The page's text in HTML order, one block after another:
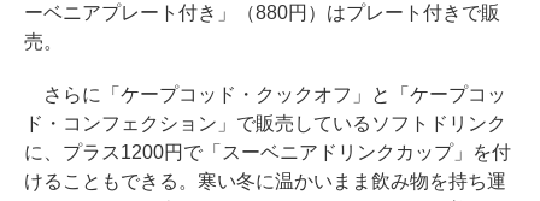
ーベニアプレート付き」（880円）はプレート付きで販
売。
さらに「ケープコッド・クックオフ」と「ケープコッ
ド・コンフェクション」で販売しているソフトドリンク
に、プラス1200円で「スーベニアドリンクカップ」を付
けることもできる。寒い冬に温かいまま飲み物を持ち運